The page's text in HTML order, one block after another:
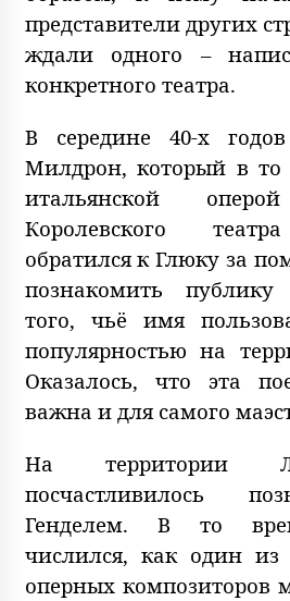
представители других
ждали одного –
конкретного театра.
В середине 40-х
Милдрон, который в то
итальянской
Королевского
обратился к Глюку за
познакомить
того, чьё имя
популярностью на
Оказалось, что эта
важна и для самого
На территории
посчастливилось
Генделем. В то
числился, как один
оперных композиторов